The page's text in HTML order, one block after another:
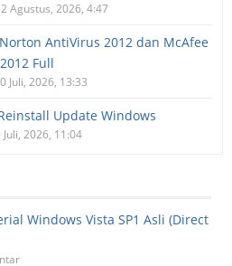
Agustus, 2026, 4:47
AntiVirus 2012 dan McAfee
Full
Juli, 2026, 13:33
Update Windows
2026, 11:04
Windows Vista SP1 Asli (Direct